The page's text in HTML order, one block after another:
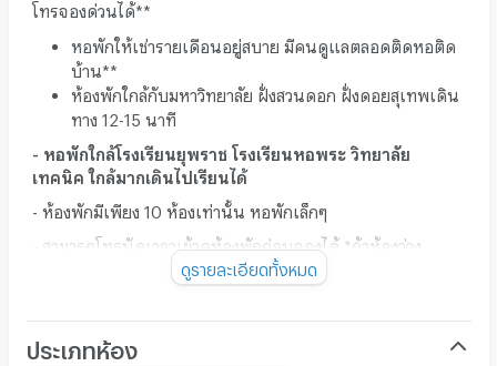
โทรจองด่วนได้**
หอพักให้เช่ารายเดือนอยู่สบาย มีคนดูแลตลอดติดหอติด
บ้าน**
ห้องพักใกล้กับมหาวิทยาลัย ฝั่งสวนดอก ฝั่งดอยสุเทพเดิน
ทาง 12-15 นาที
- หอพักใกล้โรงเรียนยุพราช โรงเรียนหอพระ วิทยาลัย
เทคนิค ใกล้มากเดินไปเรียนได้
- ห้องพักมีเพียง 10 ห้องเท่านั้น หอพักเล็กๆ
- สามารถโทรนัดเวลาเข้าดูห้องพักก่อนจองได้ *ถ้าห้องว่าง
-ไม่มีระเบียงหลังห้อง มีแต่ระเบียงหน้าห้องคะ
- ห้องพักเป็น ห้องแอร์ ทั้งตึก ***ไม่มีพัดลมคะ
ดูรายละเอียดทั้งหมด
ประเภทห้อง